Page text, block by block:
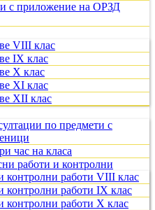
с приложение на ОРЗД
VIII клас
IX клас
X клас
XI клас
XII клас
по предмети с
час на класа
работи и контролни
контролни работи VIII клас
контролни работи IX клас
контролни работи X клас